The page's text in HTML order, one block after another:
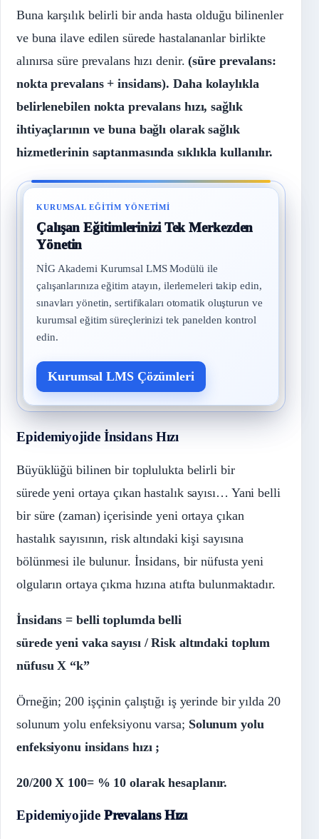
Buna karşılık belirli bir anda hasta olduğu bilinenler
ve buna ilave edilen sürede hastalananlar birlikte
alınırsa süre prevalans hızı denir. (süre prevalans:
nokta prevalans + insidans). Daha kolaylıkla
belirlenebilen nokta prevalans hızı, sağlık
ihtiyaçlarının ve buna bağlı olarak sağlık
hizmetlerinin saptanmasında sıklıkla kullanılır.
KURUMSAL EĞITIM YÖNETIMI
Çalışan Eğitimlerinizi Tek Merkezden
Yönetin
NİG Akademi Kurumsal LMS Modülü ile
çalışanlarınıza eğitim atayın, ilerlemeleri takip edin,
sınavları yönetin, sertifikaları otomatik oluşturun ve
kurumsal eğitim süreçlerinizi tek panelden kontrol
edin.
Kurumsal LMS Çözümleri
Epidemiyojide İnsidans Hızı
Büyüklüğü bilinen bir toplulukta belirli bir
sürede yeni ortaya çıkan hastalık sayısı… Yani belli
bir süre (zaman) içerisinde yeni ortaya çıkan
hastalık sayısının, risk altındaki kişi sayısına
bölünmesi ile bulunur. İnsidans, bir nüfusta yeni
olguların ortaya çıkma hızına atıfta bulunmaktadır.
İnsidans = belli toplumda belli
sürede yeni vaka sayısı / Risk altındaki toplum
nüfusu X “k”
Örneğin; 200 işçinin çalıştığı iş yerinde bir yılda 20
solunum yolu enfeksiyonu varsa; Solunum yolu
enfeksiyonu insidans hızı ;
20/200 X 100= % 10 olarak hesaplanır.
Epidemiyojide Prevalans Hızı